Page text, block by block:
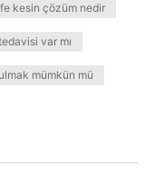
kesin çözüm nedir
var mı
mümkün mü